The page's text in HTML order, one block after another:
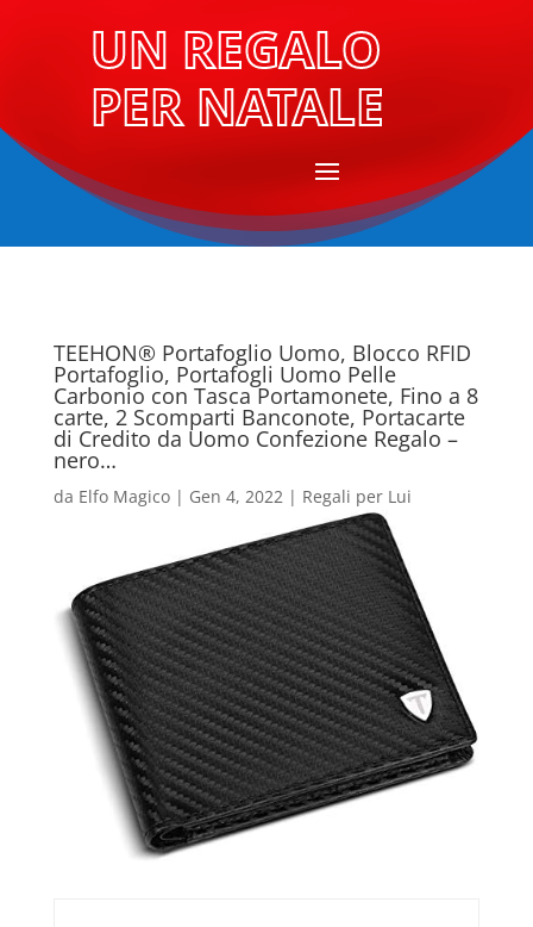
UN REGALO
PER NATALE
TEEHON® Portafoglio Uomo, Blocco RFID
Portafoglio, Portafogli Uomo Pelle
Carbonio con Tasca Portamonete, Fino a 8
carte, 2 Scomparti Banconote, Portacarte
di Credito da Uomo Confezione Regalo –
nero…
da Elfo Magico| Gen 4, 2022| Regali per Lui